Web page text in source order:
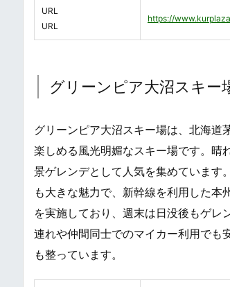
URL
URL
https://
グリーンピア大沼スキー
グリーンピア大沼スキー場は、北海道
楽しめる風光明媚なスキー場です。晴
景ゲレンデとして人気を集めています
も大きな魅力で、新幹線を利用した本
を実施しており、週末は日没後もゲ
連れや仲間同士でのマイカー利用でも
も整っています。